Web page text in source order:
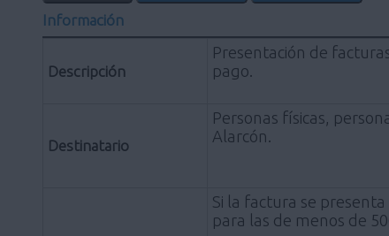
Información
Descripción
Presentación de
pago.
Destinatario
Personas físicas,
Alarcón.
Si la factura se
para las de menos de